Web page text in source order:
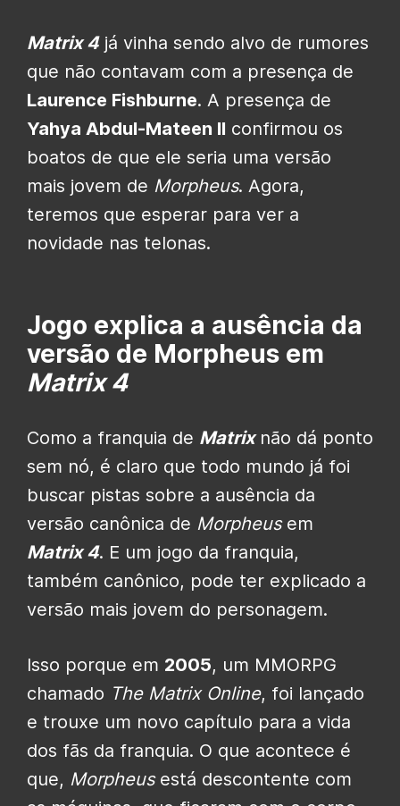
Matrix 4já vinha sendo alvo de rumores
que não contavam com a presença de
Laurence Fishburne. A presença de
Yahya Abdul-Mateen II confirmou os
boatos de que ele seria uma versão
mais jovem de Morpheus. Agora,
teremos que esperar para ver a
novidade nas telonas.
Jogo explica a ausência da
versão de Morpheus em
Matrix 4
Como a franquia de Matrixnão dá ponto
sem nó, é claro que todo mundo já foi
buscar pistas sobre a ausência da
versão canônica de Morpheusem
Matrix 4. E um jogo da franquia,
também canônico, pode ter explicado a
versão mais jovem do personagem.
Isso porque em 2005, um MMORPG
chamado The Matrix Online, foi lançado
e trouxe um novo capítulo para a vida
dos fãs da franquia. O que acontece é
que, Morpheusestá descontente com